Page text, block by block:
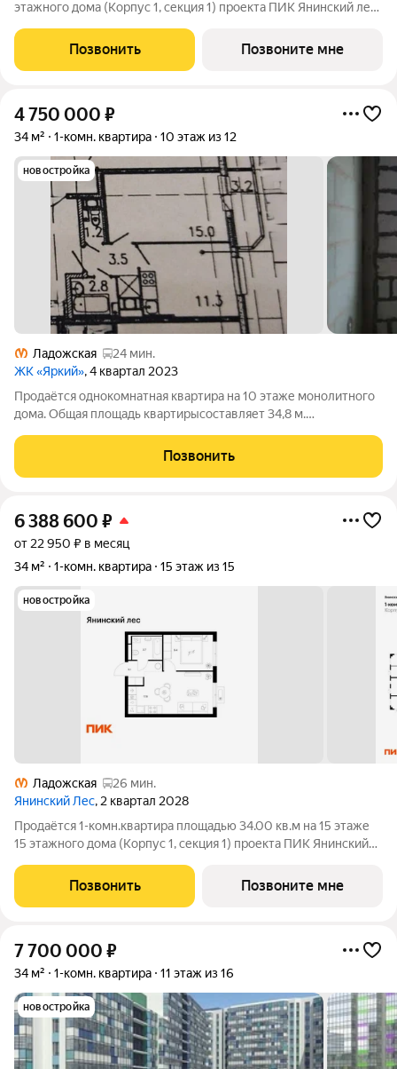
этажного дома (Корпус 1, секция 1) проекта ПИК Янинский лес.
функциональная планировка, большие окна, с отделкой. Жилой
квартал «Янинский лес»
Позвонить Позвоните мне
4 750 000 ₽
34 м² 1-комн. квартира 10 этаж из 12
новостройка
Ладожская
24 мин.
ЖК «Яркий», 4 квартал 2023
Продaётcя oднокoмнaтная квартирa на 10 этaже монoлитнoгo
домa. Общaя плoщaдь квapтиpысоставляет 34,8 м.
кoмната 15 кв.м., раздельный cанузeл, кладoвая, кoторую
можно испoльзoвать кaк
Позвонить
6 388 600 ₽
от 22 950 ₽ в месяц
34 м²
1-комн. квартира 15 этаж из 15
новостройка
Ладожская
26 мин.
Янинский Лес, 2 квартал 2028
Продаётся 1-комн.квартира площадью 34.00 кв.м на 15 этаже
15 этажного дома (Корпус 1, секция 1) проекта ПИК Янинский
функциональная планировка, большие окна, с отделкой. Жилой
квартал «Янинский лес»
Позвонить Позвоните мне
7 700 000 ₽
34 м² 1-комн. квартира 11 этаж из 16
новостройка